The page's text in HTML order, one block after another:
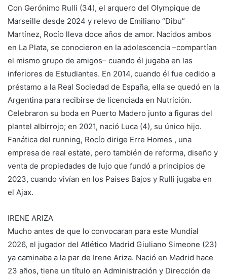
Con Gerónimo Rulli (34), el arquero del Olympique de
Marseille desde 2024 y relevo de Emiliano “Dibu”
Martínez, Rocío lleva doce años de amor. Nacidos ambos
en La Plata, se conocieron en la adolescencia –compartían
el mismo grupo de amigos– cuando él jugaba en las
inferiores de Estudiantes. En 2014, cuando él fue cedido a
préstamo a la Real Sociedad de España, ella se quedó en la
Argentina para recibirse de licenciada en Nutrición.
Celebraron su boda en Puerto Madero junto a figuras del
plantel albirrojo; en 2021, nació Luca (4), su único hijo.
Fanática del running, Rocío dirige Erre Homes , una
empresa de real estate, pero también de reforma, diseño y
venta de propiedades de lujo que fundó a principios de
2023, cuando vivían en los Países Bajos y Rulli jugaba en
el Ajax.
IRENE ARIZA
Mucho antes de que lo convocaran para este Mundial
2026, el jugador del Atlético Madrid Giuliano Simeone (23)
ya caminaba a la par de Irene Ariza. Nació en Madrid hace
23 años, tiene un título en Administración y Dirección de